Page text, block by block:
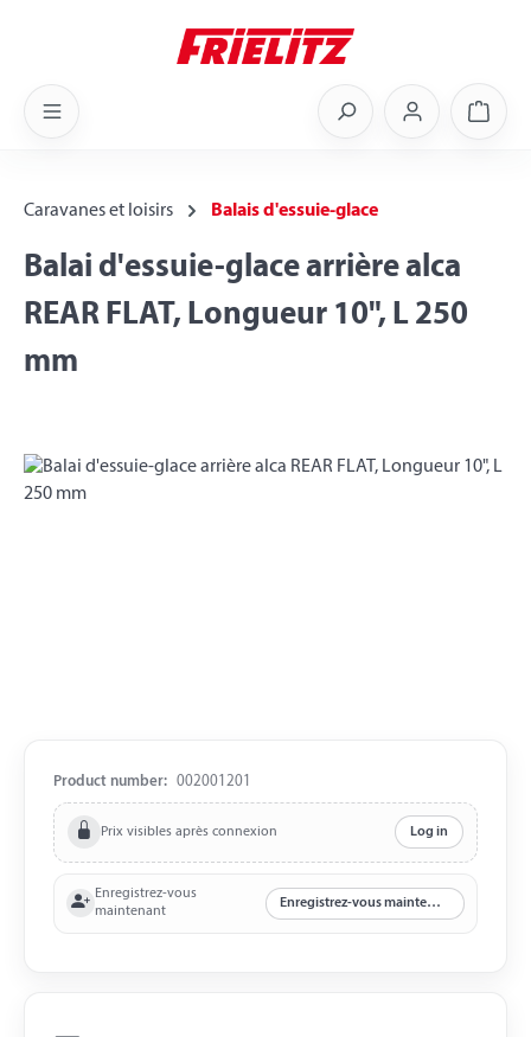
Caravanes et loisirs Balais d'essuie-glace
Balai d'essuie-glace arrière alca
REAR FLAT, Longueur 10", L 250
mm
Skip image gallery
Product number: 002001201
Prix visibles après connexion Log in
Enregistrez-vous
maintenant
Enregistrez-vous maintenant